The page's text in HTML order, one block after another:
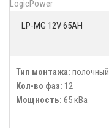
LogicPower
LP-MG 12V 65AH
Тип монтажа: полочный
Кол-во фаз: 12
Мощность: 65 кВа